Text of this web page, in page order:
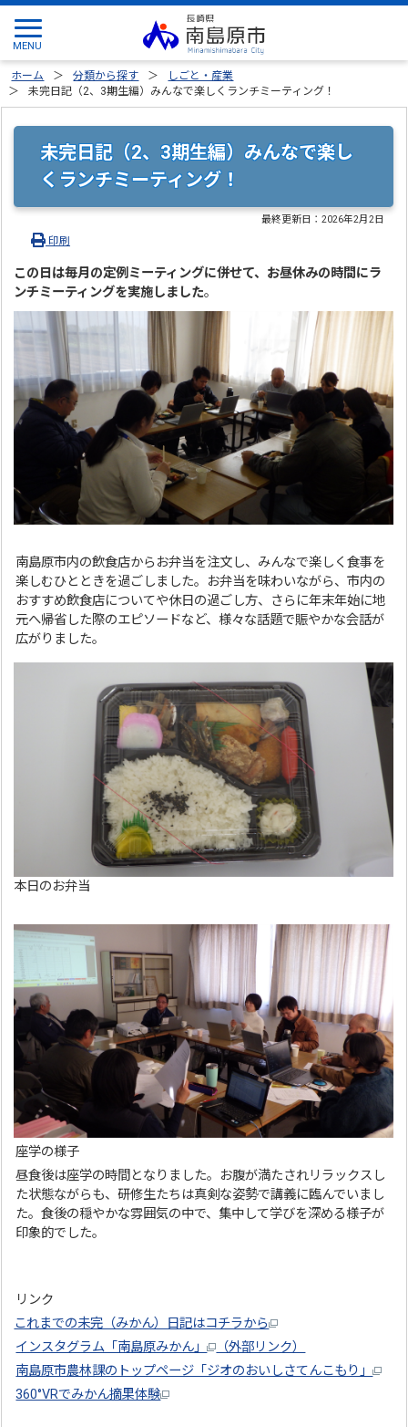
ホーム 分類から探す
しごと・産業
未完日記（2、3期生編）みんなで楽しくランチミーティング！
未完日記（2、3期生編）みんなで楽し
くランチミーティング！
最終更新日：2026年2月2日
印刷
この日は毎月の定例ミーティングに併せて、お昼休みの時間にラ
ンチミーティングを実施しました。
南島原市内の飲食店からお弁当を注文し、みんなで楽しく食事を
楽しむひとときを過ごしました。お弁当を味わいながら、市内の
おすすめ飲食店についてや休日の過ごし方、さらに年末年始に地
元へ帰省した際のエピソードなど、様々な話題で賑やかな会話が
広がりました。
本日のお弁当
座学の様子
昼食後は座学の時間となりました。お腹が満たされリラックスし
た状態ながらも、研修生たちは真剣な姿勢で講義に臨んでいまし
た。食後の穏やかな雰囲気の中で、集中して学びを深める様子が
印象的でした。
リンク
これまでの未完（みかん）日記はコチラから
インスタグラム「南島原みかん」
（外部リンク）
南島原市農林課のトップページ「ジオのおいしさてんこもり」
360°VRでみかん摘果体験